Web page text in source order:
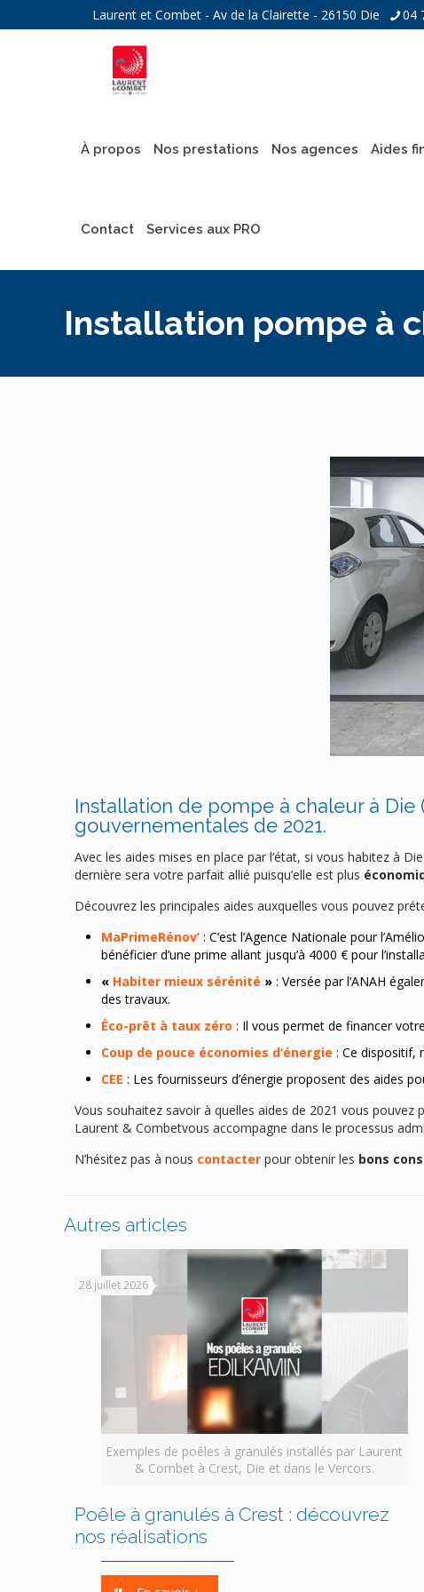
Laurent et Combet - Av de la Clairette - 26150 Die 04
À propos Nos prestations Nos agences Aides
Contact Services aux PRO
Installation pompe à
Installation de pompe à chaleur à
gouvernementales de 2021.
Avec les aides mises en place par l’état, si vous habitez à
dernière sera votre parfait allié puisqu’elle est plus
Découvrez les principales aides auxquelles vous pouvez
MaPrimeRénov’ : C’est l’Agence Nationale pour
bénéficier d’une prime allant jusqu’à 4000 € pour
« Habiter mieux sérénité » : Versée par l’ANAH
des travaux.
Éco-prêt à taux zéro : Il vous permet de financer
Coup de pouce économies d’énergie : Ce dispositif,
CEE : Les fournisseurs d’énergie proposent des aides
Vous souhaitez savoir à quelles aides de 2021 vous
Laurent & Combetvous accompagne dans le processus
N’hésitez pas à nous contacter pour obtenir les bons
Autres articles
Exemples de poêles à granulés installés par Laurent
& Combet à Crest, Die et dans le Vercors.
28 juillet 2026
Poêle à granulés à Crest : découvrez
nos réalisations